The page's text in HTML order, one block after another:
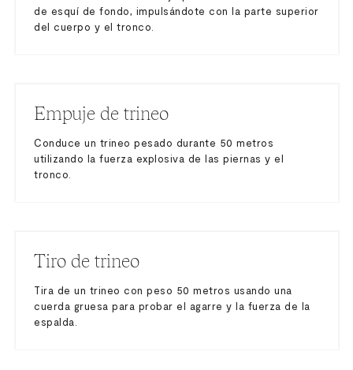
de esquí de fondo, impulsándote con la parte superior
del cuerpo y el tronco.
Empuje de trineo
Conduce un trineo pesado durante 50 metros
utilizando la fuerza explosiva de las piernas y el
tronco.
Tiro de trineo
Tira de un trineo con peso 50 metros usando una
cuerda gruesa para probar el agarre y la fuerza de la
espalda.